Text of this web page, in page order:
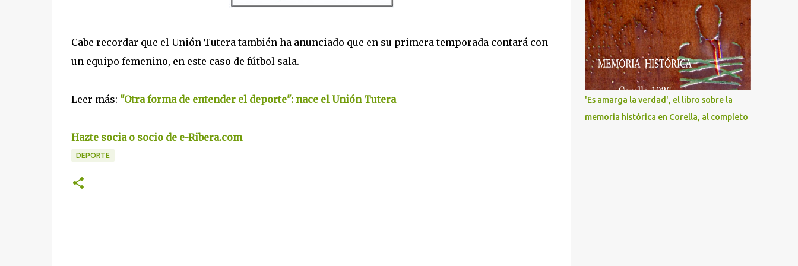
Cabe recordar que el Unión Tutera también ha anunciado que en su primera temporada contará con
un equipo femenino, en este caso de fútbol sala.
Leer más: "Otra forma de entender el deporte": nace el Unión Tutera
Hazte socia o socio de e-Ribera.com
DEPORTE
'Es amarga la verdad', el libro sobre la
memoria histórica en Corella, al completo